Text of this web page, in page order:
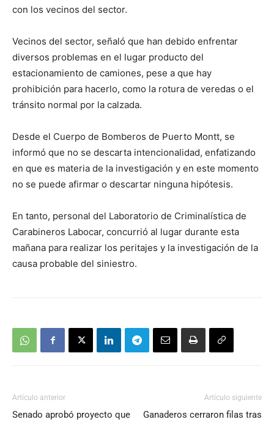
con los vecinos del sector.
Vecinos del sector, señaló que han debido enfrentar
diversos problemas en el lugar producto del
estacionamiento de camiones, pese a que hay
prohibición para hacerlo, como la rotura de veredas o el
tránsito normal por la calzada.
Desde el Cuerpo de Bomberos de Puerto Montt, se
informó que no se descarta intencionalidad, enfatizando
en que es materia de la investigación y en este momento
no se puede afirmar o descartar ninguna hipótesis.
En tanto, personal del Laboratorio de Criminalística de
Carabineros Labocar, concurrió al lugar durante esta
mañana para realizar los peritajes y la investigación de la
causa probable del siniestro.
Artículo anterior
Senado aprobó proyecto que
Artículo siguiente
Ganaderos cerraron filas tras